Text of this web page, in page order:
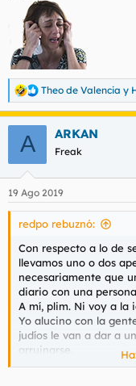
R
e
a
e
s
Theo de Valencia y
A ARKAN
Freak
19 Ago 2019
redpo rebuznó:
Con respecto a lo de
llevamos uno o dos
necesariamente que
diario con una
A mí, plim. Ni voy a la
Yo alucino con la
judíos le van a dar a
arruinarse.
¿Que los judíos